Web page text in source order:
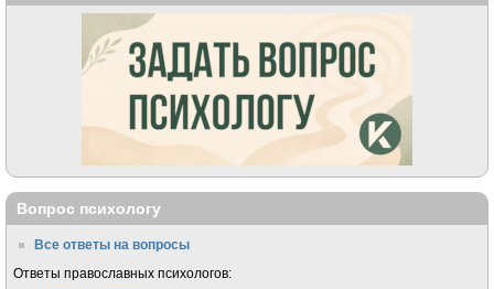
Вопрос психологу
Все ответы на вопросы
Ответы православных психологов: